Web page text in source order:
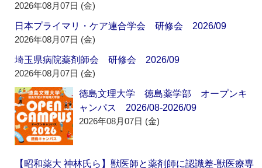
2026年08月07日 (金)
日本プライマリ・ケア連合学会 研修会 2026/09
2026年08月07日 (金)
埼玉県病院薬剤師会 研修会 2026/09
2026年08月07日 (金)
徳島文理大学 徳島薬学部 オープンキ
ャンパス 2026/08-2026/09
2026年08月07日 (金)
【昭和薬大 神林氏ら】獣医師と薬剤師に認識差‐獣医療専